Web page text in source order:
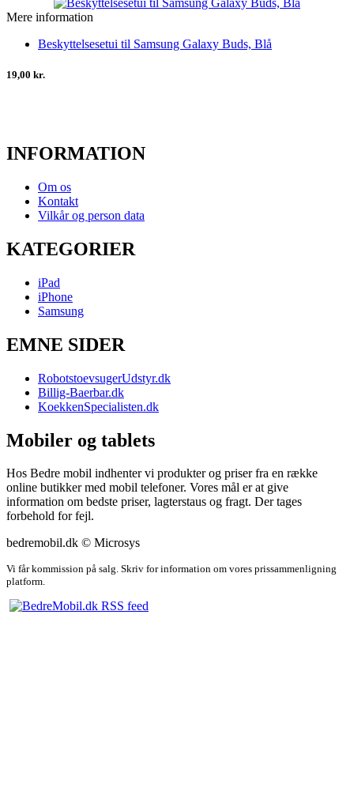
Mere information
Beskyttelsesetui til Samsung Galaxy Buds, Blå
19,00 kr.
INFORMATION
Om os
Kontakt
Vilkår og person data
KATEGORIER
iPad
iPhone
Samsung
EMNE SIDER
RobotstoevsugerUdstyr.dk
Billig-Baerbar.dk
KoekkenSpecialisten.dk
Mobiler og tablets
Hos Bedre mobil indhenter vi produkter og priser fra en række
online butikker med mobil telefoner. Vores mål er at give
information om bedste priser, lagterstaus og fragt. Der tages
forbehold for fejl.
bedremobil.dk © Microsys
Vi får kommission på salg. Skriv for information om vores prissammenligning
platform.